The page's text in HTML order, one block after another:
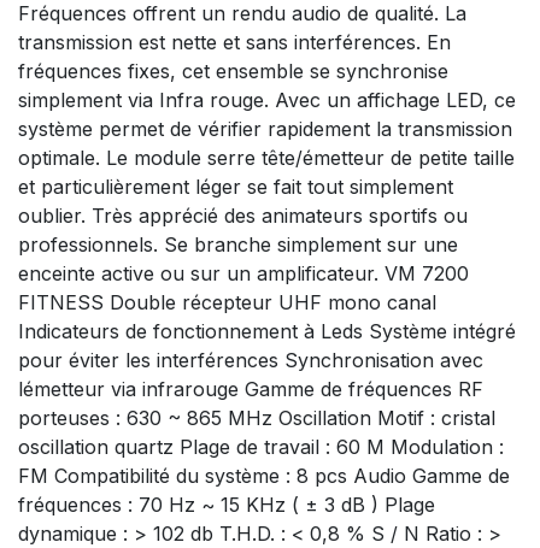
Fréquences offrent un rendu audio de qualité. La
transmission est nette et sans interférences. En
fréquences fixes, cet ensemble se synchronise
simplement via Infra rouge. Avec un affichage LED, ce
système permet de vérifier rapidement la transmission
optimale. Le module serre tête/émetteur de petite taille
et particulièrement léger se fait tout simplement
oublier. Très apprécié des animateurs sportifs ou
professionnels. Se branche simplement sur une
enceinte active ou sur un amplificateur. VM 7200
FITNESS Double récepteur UHF mono canal
Indicateurs de fonctionnement à Leds Système intégré
pour éviter les interférences Synchronisation avec
lémetteur via infrarouge Gamme de fréquences RF
porteuses : 630 ~ 865 MHz Oscillation Motif : cristal
oscillation quartz Plage de travail : 60 M Modulation :
FM Compatibilité du système : 8 pcs Audio Gamme de
fréquences : 70 Hz ~ 15 KHz ( ± 3 dB ) Plage
dynamique : > 102 db T.H.D. : < 0,8 % S / N Ratio : >